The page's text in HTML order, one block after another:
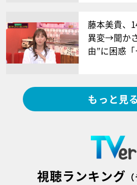
藤本美貴、
異変→聞か
由”に困惑
もっと見る
視聴ランキング